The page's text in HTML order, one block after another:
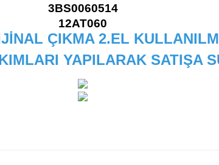
3BS0060514
12AT060
ÇIKMA 2.EL
YAPILARAK SATIŞA